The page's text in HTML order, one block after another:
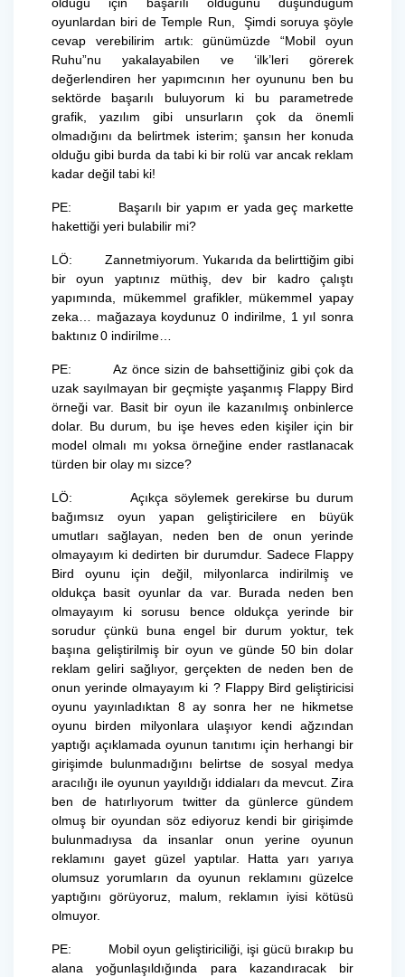
olduğu için başarılı olduğunu düşündüğüm
oyunlardan biri de Temple Run, Şimdi soruya şöyle
cevap verebilirim artık: günümüzde “Mobil oyun
Ruhu”nu yakalayabilen ve ‘ilk’leri görerek
değerlendiren her yapımcının her oyununu ben bu
sektörde başarılı buluyorum ki bu parametrede
grafik, yazılım gibi unsurların çok da önemli
olmadığını da belirtmek isterim; şansın her konuda
olduğu gibi burda da tabi ki bir rolü var ancak reklam
kadar değil tabi ki!
PE: Başarılı bir yapım er yada geç markette
hakettiği yeri bulabilir mi?
LÖ: Zannetmiyorum. Yukarıda da belirttiğim gibi
bir oyun yaptınız müthiş, dev bir kadro çalıştı
yapımında, mükemmel grafikler, mükemmel yapay
zeka… mağazaya koydunuz 0 indirilme, 1 yıl sonra
baktınız 0 indirilme…
PE: Az önce sizin de bahsettiğiniz gibi çok da
uzak sayılmayan bir geçmişte yaşanmış Flappy Bird
örneği var. Basit bir oyun ile kazanılmış onbinlerce
dolar. Bu durum, bu işe heves eden kişiler için bir
model olmalı mı yoksa örneğine ender rastlanacak
türden bir olay mı sizce?
LÖ: Açıkça söylemek gerekirse bu durum
bağımsız oyun yapan geliştiricilere en büyük
umutları sağlayan, neden ben de onun yerinde
olmayayım ki dedirten bir durumdur. Sadece Flappy
Bird oyunu için değil, milyonlarca indirilmiş ve
oldukça basit oyunlar da var. Burada neden ben
olmayayım ki sorusu bence oldukça yerinde bir
sorudur çünkü buna engel bir durum yoktur, tek
başına geliştirilmiş bir oyun ve günde 50 bin dolar
reklam geliri sağlıyor, gerçekten de neden ben de
onun yerinde olmayayım ki ? Flappy Bird geliştiricisi
oyunu yayınladıktan 8 ay sonra her ne hikmetse
oyunu birden milyonlara ulaşıyor kendi ağzından
yaptığı açıklamada oyunun tanıtımı için herhangi bir
girişimde bulunmadığını belirtse de sosyal medya
aracılığı ile oyunun yayıldığı iddiaları da mevcut. Zira
ben de hatırlıyorum twitter da günlerce gündem
olmuş bir oyundan söz ediyoruz kendi bir girişimde
bulunmadıysa da insanlar onun yerine oyunun
reklamını gayet güzel yaptılar. Hatta yarı yarıya
olumsuz yorumların da oyunun reklamını güzelce
yaptığını görüyoruz, malum, reklamın iyisi kötüsü
olmuyor.
PE: Mobil oyun geliştiriciliği, işi gücü bırakıp bu
alana yoğunlaşıldığında para kazandıracak bir